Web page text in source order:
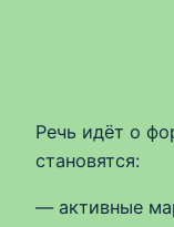
Речь идёт о
становятся:
— активные